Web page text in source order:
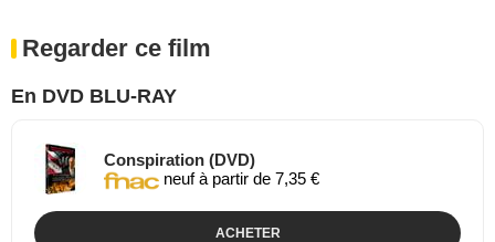
Regarder ce film
En DVD BLU-RAY
Conspiration (DVD)
neuf à partir de 7,35 €
ACHETER